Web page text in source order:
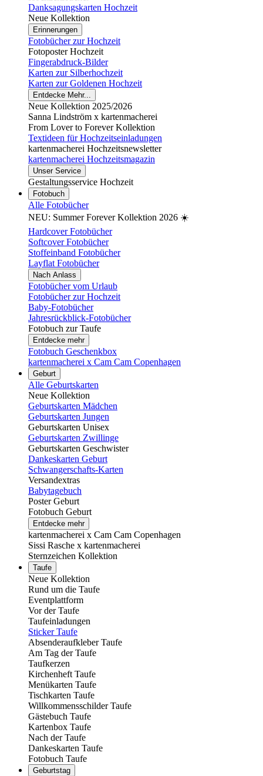
Danksagungskarten Hochzeit
Neue Kollektion
Erinnerungen
Fotobücher zur Hochzeit
Fotoposter Hochzeit
Fingerabdruck-Bilder
Karten zur Silberhochzeit
Karten zur Goldenen Hochzeit
Entdecke Mehr...
Neue Kollektion 2025/2026
Sanna Lindström x kartenmacherei
From Lover to Forever Kollektion
Textideen für Hochzeitseinladungen
kartenmacherei Hochzeitsnewsletter
kartenmacherei Hochzeitsmagazin
Unser Service
Gestaltungsservice Hochzeit
Fotobuch
Alle Fotobücher
NEU: Summer Forever Kollektion 2026 ☀️
Hardcover Fotobücher
Softcover Fotobücher
Stoffeinband Fotobücher
Layflat Fotobücher
Nach Anlass
Fotobücher vom Urlaub
Fotobücher zur Hochzeit
Baby-Fotobücher
Jahresrückblick-Fotobücher
Fotobuch zur Taufe
Entdecke mehr
Fotobuch Geschenkbox
kartenmacherei x Cam Cam Copenhagen
Geburt
Alle Geburtskarten
Neue Kollektion
Geburtskarten Mädchen
Geburtskarten Jungen
Geburtskarten Unisex
Geburtskarten Zwillinge
Geburtskarten Geschwister
Dankeskarten Geburt
Schwangerschafts-Karten
Versandextras
Babytagebuch
Poster Geburt
Fotobuch Geburt
Entdecke mehr
kartenmacherei x Cam Cam Copenhagen
Sissi Rasche x kartenmacherei
Sternzeichen Kollektion
Taufe
Neue Kollektion
Rund um die Taufe
Eventplattform
Vor der Taufe
Taufeinladungen
Sticker Taufe
Absenderaufkleber Taufe
Am Tag der Taufe
Taufkerzen
Kirchenheft Taufe
Menükarten Taufe
Tischkarten Taufe
Willkommensschilder Taufe
Gästebuch Taufe
Kartenbox Taufe
Nach der Taufe
Dankeskarten Taufe
Fotobuch Taufe
Geburtstag